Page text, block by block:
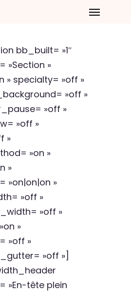
bb_built= »1″
»Section »
» specialty= »off »
»off »
»off »
»off »
»
»on »
»
»on|on|on »
»off »
»off »
»
»off »
»off »]
»En-tête plein